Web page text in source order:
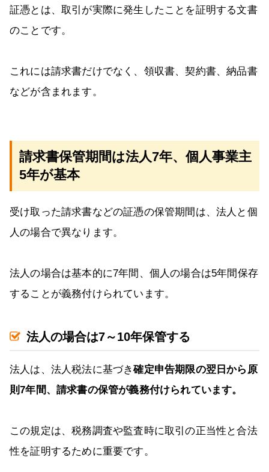
証憑とは、取引が実際に発生したことを証明する文書
のことです。
これには請求書だけでなく、領収書、契約書、納品書
などが含まれます。
請求書保管期間は法人7年、個人事業主
5年が基本
受け取った請求書などの証憑の保管期間は、法人と個
人の場合で異なります。
法人の場合は基本的に7年間、個人の場合は5年間保存
することが義務付けられています。
法人の場合は7～10年保管する
法人は、法人税法に基づき確定申告期限の翌日から原
則7年間、請求書の保管が義務付けられています。
この規定は、税務調査や監査時に取引の正当性と合法
性を証明するために重要です。